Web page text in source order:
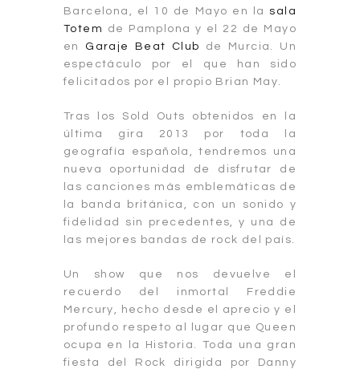
Barcelona, el 10 de Mayo en la sala
Totem
de Pamplona y el 22 de Mayo
en Garaje Beat Club
de Murcia. Un
espectáculo por el que han sido
felicitados por el propio Brian May.
Tras los Sold Outs obtenidos en la
última gira 2013 por toda la
geografía española, tendremos una
nueva oportunidad de disfrutar de
las canciones más emblemáticas de
la banda británica, con un sonido y
fidelidad sin precedentes, y una de
las mejores bandas de rock del país.
Un show que nos devuelve el
recuerdo del inmortal Freddie
Mercury, hecho desde el aprecio y el
profundo respeto al lugar que Queen
ocupa en la Historia. Toda una gran
fiesta del Rock dirigida por Danny